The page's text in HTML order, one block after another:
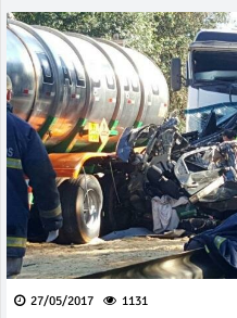
27/05/2017 1131